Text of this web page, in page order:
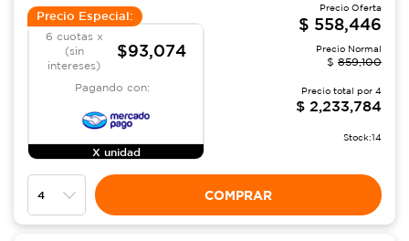
Precio Especial:
6 cuotas x
(sin
intereses)
$93,074
Pagando con:
X unidad
Precio Oferta
$ 558,446
Precio Normal
$ 859,100
Precio total por 4
$ 2,233,784
Stock:14
COMPRAR